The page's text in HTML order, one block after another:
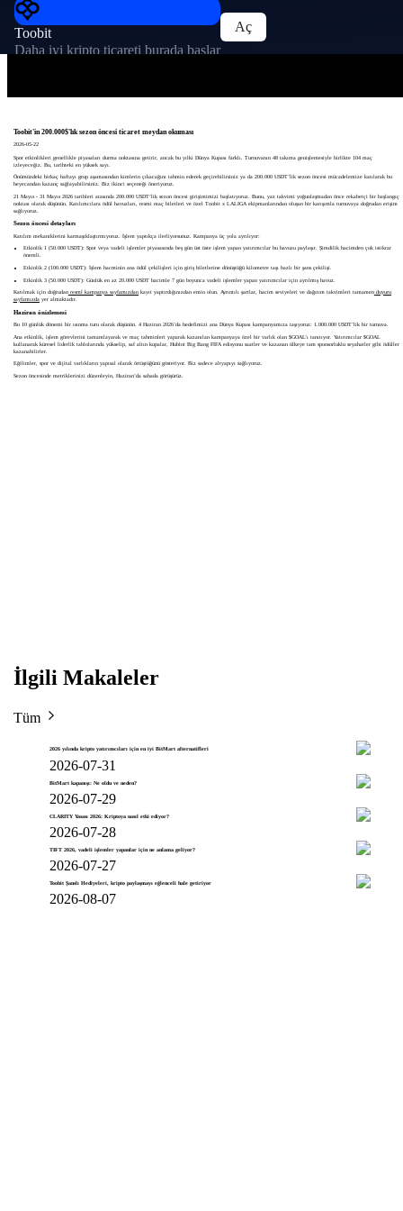
Toobit
Daha iyi kripto ticareti burada başlar
Aç
Toobit'in 200.000$'lık sezon öncesi ticaret meydan okuması
2026-05-22
Spor etkinlikleri genellikle piyasaları durma noktasına getirir, ancak bu yılki Dünya Kupası farklı. Turnuvanın 48 takıma genişlemesiyle birlikte 104 maç
izleyeceğiz. Bu, tarihteki en yüksek sayı.
Önümüzdeki birkaç haftayı grup aşamasından kimlerin çıkacağını tahmin ederek geçirebilirsiniz ya da 200.000 USDT’lik sezon öncesi mücadelemize katılarak bu
heyecandan kazanç sağlayabilirsiniz. Biz ikinci seçeneği öneriyoruz.
21 Mayıs - 31 Mayıs 2026 tarihleri arasında 200.000 USDT’lik sezon öncesi girişimimizi başlatıyoruz. Bunu, yaz takvimi yoğunlaşmadan önce rekabetçi bir başlangıç
noktası olarak düşünün. Katılımcılara ödül havuzları, resmi maç biletleri ve özel Toobit x LALIGA ekipmanlarından oluşan bir karışımla turnuvaya doğrudan erişim
sağlıyoruz.
Sezon öncesi detayları
Katılım mekaniklerini karmaşıklaştırmıyoruz. İşlem yaptıkça ilerliyorsunuz. Kampanya üç yola ayrılıyor:
Etkinlik 1 (50.000 USDT): Spot veya vadeli işlemler piyasasında beş gün üst üste işlem yapan yatırımcılar bu havuzu paylaşır. Şimdilik hacimden çok istikrar
önemli.
Etkinlik 2 (100.000 USDT): İşlem hacminin ana ödül çekilişleri için giriş biletlerine dönüştüğü kilometre taşı bazlı bir şans çekilişi.
Etkinlik 3 (50.000 USDT): Günlük en az 20.000 USDT hacimle 7 gün boyunca vadeli işlemler yapan yatırımcılar için ayrılmış havuz.
Katılmak için doğrudan resmî kampanya sayfamızdankayıt yaptırdığınızdan emin olun. Ayrıntılı şartlar, hacim seviyeleri ve dağıtım takvimleri tamamen duyuru
sayfamızdayer almaktadır.
Haziran önizlemesi
Bu 10 günlük dönemi bir ısınma turu olarak düşünün. 4 Haziran 2026’da hedefimizi ana Dünya Kupası kampanyamıza taşıyoruz: 1.000.000 USDT’lik bir turnuva.
Ana etkinlik, işlem görevlerini tamamlayarak ve maç tahminleri yaparak kazanılan kampanyaya özel bir varlık olan $GOAL’ı tanıtıyor. Yatırımcılar $GOAL
kullanarak küresel liderlik tablolarında yükselip, saf altın kupalar, Hublot Big Bang FIFA edisyonu saatler ve kazanan ülkeye tam sponsorluklu seyahatler gibi ödüller
kazanabilirler.
Eğilimler, spor ve dijital varlıkların yapısal olarak örtüştüğünü gösteriyor. Biz sadece altyapıyı sağlıyoruz.
Sezon öncesinde metriklerinizi düzenleyin, Haziran’da sahada görüşürüz.
İlgili Makaleler
Tüm
2026 yılında kripto yatırımcıları için en iyi BitMart alternatifleri
2026-07-31
BitMart kapanışı: Ne oldu ve neden?
2026-07-29
CLARITY Yasası 2026: Kriptoya nasıl etki ediyor?
2026-07-28
TIFT 2026, vadeli işlemler yapanlar için ne anlama geliyor?
2026-07-27
Toobit Şanslı Hediyeleri, kripto paylaşmayı eğlenceli hale getiriyor
2026-08-07